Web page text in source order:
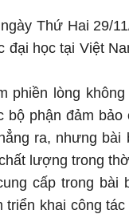
Thứ Hai 29/
đại học tại Việt
phiền lòng
bộ phận đảm
ra, nhưng
lượng trong
cấp trong bài
triển khai công